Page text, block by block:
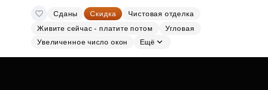
Сданы Скидка
Чистовая отделка
Живите сейчас - платите потом
Угловая
Увеличенное число окон
Ещё